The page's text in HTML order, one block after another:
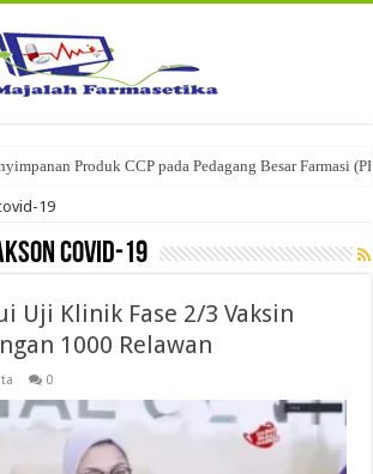
Produk CCP pada Pedagang Besar Farmasi
19
covid-19
Uji Klinik Fase 2/3 Vaksin
1000 Relawan
0